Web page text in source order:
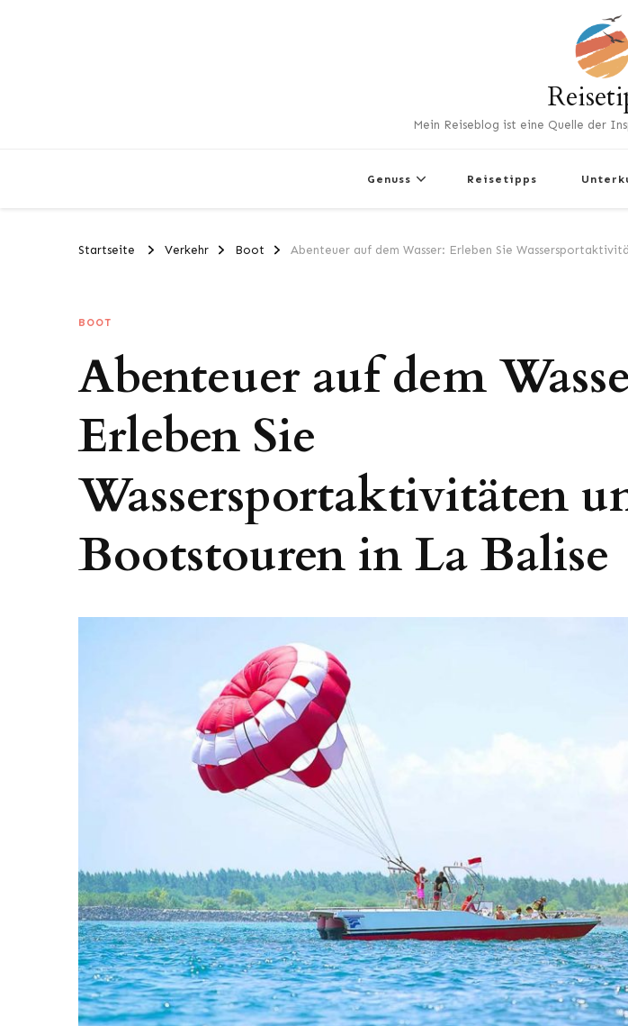
Mein Reiseblog ist eine Quelle der
Genuss Reisetipps
Startseite Verkehr Boot Abenteuer auf dem Wasser: Erleben Sie
BOOT
Abenteuer auf dem
Erleben Sie
Wassersportaktivitäten
Bootstouren in La Balise